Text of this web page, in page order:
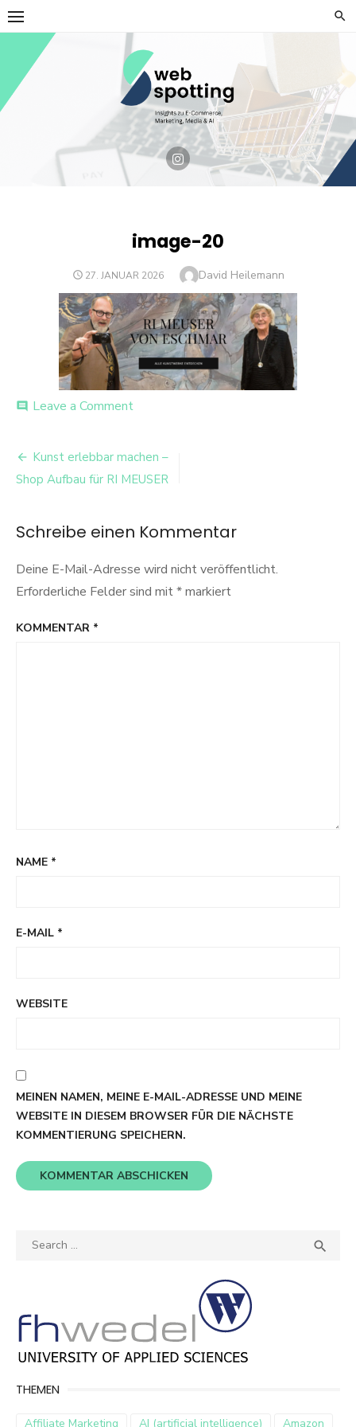
Skip
to
content
image-20
POSTED
27. JANUAR 2026 Author
David Heilemann
comment Leave a Commenton
Beitrags-
Navigation
Kunst erlebbar machen –
Shop Aufbau für RI MEUSER
Schreibe einen Kommentar
Deine E-Mail-Adresse wird nicht veröffentlicht.
Erforderliche Felder sind mit*markiert
KOMMENTAR *
NAME *
E-MAIL *
WEBSITE
MEINEN NAMEN, MEINE E-MAIL-ADRESSE UND MEINE
WEBSITE IN DIESEM BROWSER FÜR DIE NÄCHSTE
KOMMENTIERUNG SPEICHERN.
Search

THEMEN
Affiliate Marketing AI (artificial intelligence) Amazon